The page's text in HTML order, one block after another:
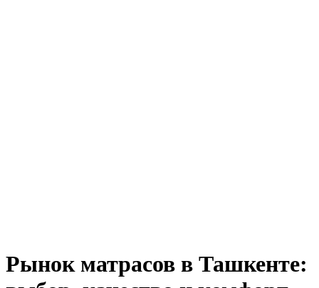
Рынок матрасов в Ташкенте: